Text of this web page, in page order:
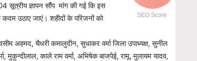
SEO Score
सूत्रीय ज्ञापन सौंप मांग की गई कि इस
उठाए जाएं। शहीदों के परिजनों को
अहमद, चैधरी कमालुदीन, सुधाकर वर्मा जिला उपाध्यक्ष, सुनील
मुकुन्दीलाल, काले राम वर्मा, अभिषेक बाजपेई, रामू, मुलायम यादव,